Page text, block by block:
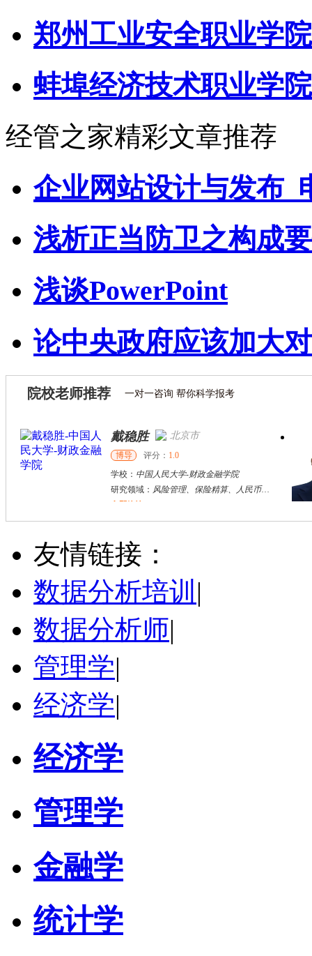
郑州工业安全职业学院
蚌埠经济技术职业学院
经管之家精彩文章推荐
企业网站设计与发布_
浅析正当防卫之构成
浅谈PowerPoint
论中央政府应该加大
院校老师推荐 一对一咨询 帮你科学报考
戴稳胜 北京市
博导 评分： 1.0
学校： 中国人民大学-财政金融学院
研究领域： 风险管理、保险精算、人民币国际化
立即咨询
陈传红 武汉市
硕导
学校：中南民族大学
立即咨询
友情链接：
数据分析培训 |
数据分析师|
管理学|
经济学|
经济学
管理学
金融学
统计学